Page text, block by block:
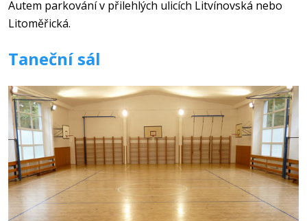
Autem parkování v přilehlých ulicích Litvínovská nebo
Litoměřická.
Taneční sál